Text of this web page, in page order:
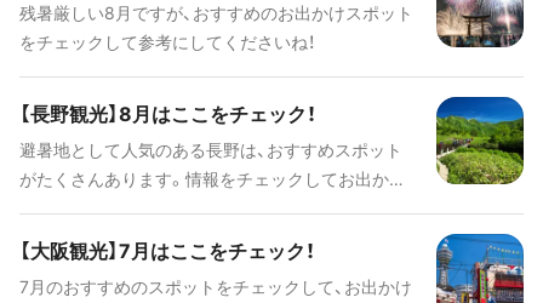
残暑厳しい8月ですが、おすすめのお出かけスポット
をチェックして参考にしてくださいね！
【長野観光】8月はここをチェック！
避暑地として人気のある長野は、おすすめスポット
がたくさんあります。情報をチェックしてお出かけ
【大阪観光】7月はここをチェック！
7月のおすすめのスポットをチェックして、お出かけ